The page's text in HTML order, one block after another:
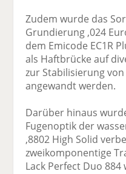
Zudem wurde das
Grundierung ,024
dem Emicode EC1R
als Haftbrücke auf
zur Stabilisierung
angewandt werden.
Darüber hinaus
Fugenoptik der
,8802 High Solid
zweikomponentige
Lack Perfect Duo